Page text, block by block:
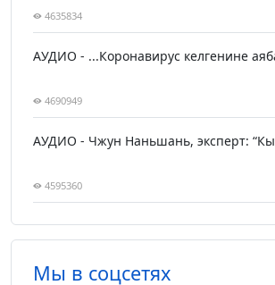
4635834
АУДИО - ...Коронавирус келгенине
4690949
АУДИО - Чжун Наньшань, эксперт:
4595360
Мы в соцсетях